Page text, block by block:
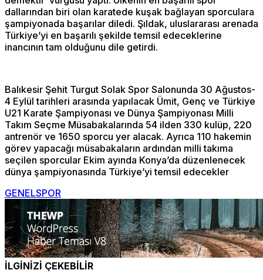
dallarından biri olan karatede kuşak bağlayan sporculara
şampiyonada başarılar diledi. Şıldak, uluslararası arenada
Türkiye’yi en başarılı şekilde temsil edeceklerine
inancının tam olduğunu dile getirdi.
Balıkesir Şehit Turgut Solak Spor Salonunda 30 Ağustos-
4 Eylül tarihleri arasında yapılacak Ümit, Genç ve Türkiye
U21 Karate Şampiyonası ve Dünya Şampiyonası Milli
Takım Seçme Müsabakalarında 54 ilden 330 kulüp, 220
antrenör ve 1650 sporcu yer alacak. Ayrıca 110 hakemin
görev yapacağı müsabakaların ardından milli takıma
seçilen sporcular Ekim ayında Konya’da düzenlenecek
dünya şampiyonasında Türkiye’yi temsil edecekler
GENELSPOR
İLGİNİZİ ÇEKEBİLİR